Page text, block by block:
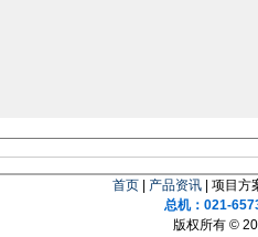
首页 产品资讯 | 项目方
总机：021-
版权所有 ©